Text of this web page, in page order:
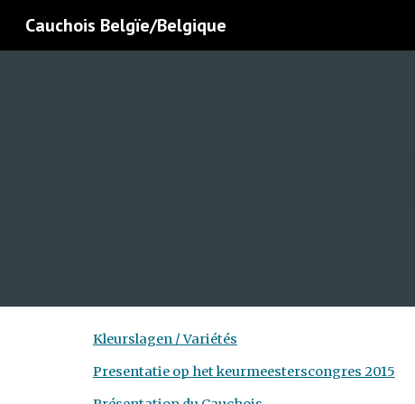
Cauchois Belgïe/Belgique
Kleurslagen / Variétés
Presentatie op het keurmeesterscongres 2015